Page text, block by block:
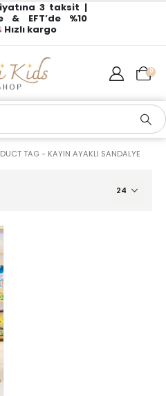
3 taksit |
& EFT’de %10
Hızlı kargo
0
TAG - KAYIN AYAKLI SANDALYE